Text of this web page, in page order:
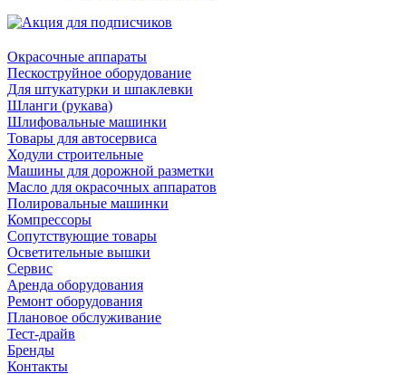
Окрасочные аппараты
Пескоструйное оборудование
Для штукатурки и шпаклевки
Шланги (рукава)
Шлифовальные машинки
Товары для автосервиса
Ходули строительные
Машины для дорожной разметки
Масло для окрасочных аппаратов
Полировальные машинки
Компрессоры
Сопутствующие товары
Осветительные вышки
Сервис
Аренда оборудования
Ремонт оборудования
Плановое обслуживание
Тест-драйв
Бренды
Контакты